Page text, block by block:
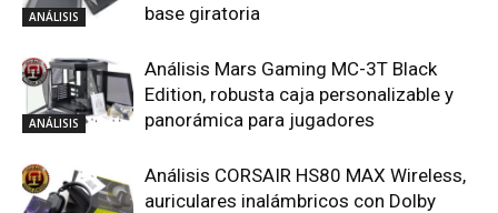
ANÁLISIS
base giratoria
ANÁLISIS
Análisis Mars Gaming MC-3T Black
Edition, robusta caja personalizable y
panorámica para jugadores
Análisis CORSAIR HS80 MAX Wireless,
auriculares inalámbricos con Dolby